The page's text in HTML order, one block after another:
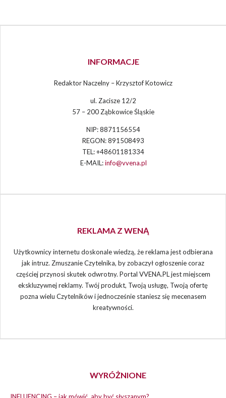
INFORMACJE
Redaktor Naczelny – Krzysztof Kotowicz
ul. Zacisze 12/2
57 – 200 Ząbkowice Śląskie
NIP: 8871156554
REGON: 891508493
TEL: +48601181334
E-MAIL:info@vvena.pl
REKLAMA Z WENĄ
Użytkownicy internetu doskonale wiedzą, że reklama jest odbierana
jak intruz. Zmuszanie Czytelnika, by zobaczył ogłoszenie coraz
częściej przynosi skutek odwrotny. Portal VVENA.PL jest miejscem
ekskluzywnej reklamy. Twój produkt, Twoją usługę, Twoją ofertę
pozna wielu Czytelników i jednocześnie staniesz się mecenasem
kreatywności.
WYRÓŻNIONE